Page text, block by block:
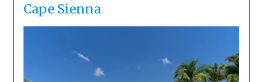
Cape Sienna